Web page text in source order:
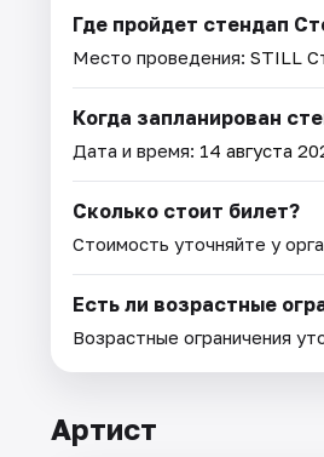
Где пройдет стендап
Место проведения: STILL
Когда запланирован
Дата и время: 14 августа
Сколько стоит билет?
Стоимость уточняйте у
Есть ли возрастные
Возрастные ограничения
Артист